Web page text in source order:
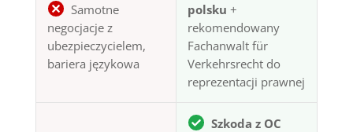
Samotne
negocjacje z
ubezpieczycielem,
bariera językowa
polsku +
rekomendowany
Fachanwalt für
Verkehrsrecht do
reprezentacji prawnej
Szkoda z OC